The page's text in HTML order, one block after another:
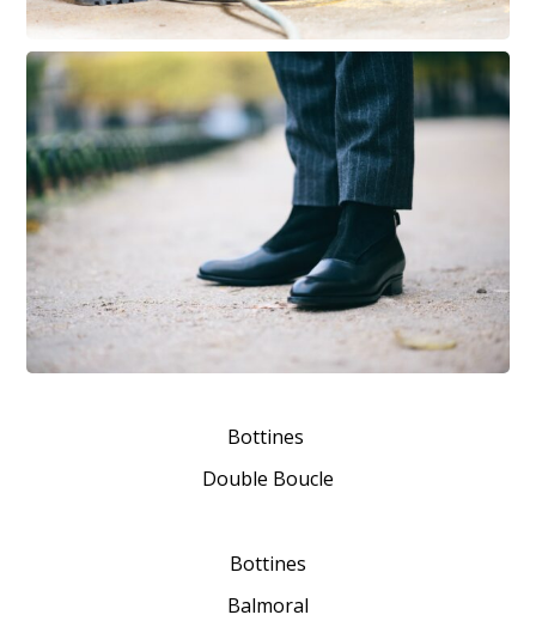
Bottines
Double Boucle
Bottines
Balmoral